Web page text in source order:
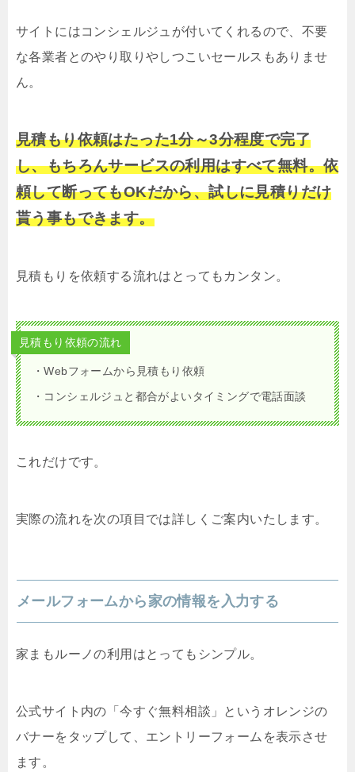
サイトにはコンシェルジュが付いてくれるので、不要
な各業者とのやり取りやしつこいセールスもありませ
ん。
見積もり依頼はたった1分～3分程度で完了
し、もちろんサービスの利用はすべて無料。依
頼して断ってもOKだから、試しに見積りだけ
貰う事もできます。
見積もりを依頼する流れはとってもカンタン。
見積もり依頼の流れ
・Webフォームから見積もり依頼
・コンシェルジュと都合がよいタイミングで電話面談
これだけです。
実際の流れを次の項目では詳しくご案内いたします。
メールフォームから家の情報を入力する
家まもルーノの利用はとってもシンプル。
公式サイト内の「今すぐ無料相談」というオレンジの
バナーをタップして、エントリーフォームを表示させ
ます。